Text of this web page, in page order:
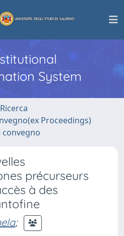
System
Proceedings)
précurseurs
à des
;